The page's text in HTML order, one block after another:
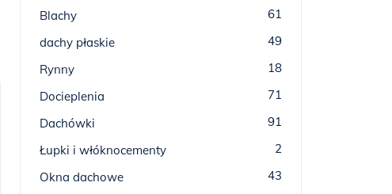
Blachy
61
dachy płaskie
49
Rynny
18
Docieplenia
71
Dachówki
91
Łupki i włóknocementy
2
Okna dachowe
43